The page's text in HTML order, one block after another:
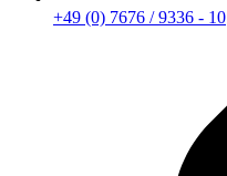
+49 (0) 7676 / 9336 - 10